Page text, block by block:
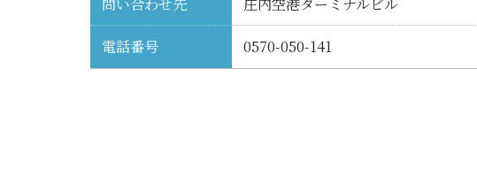
問い合わせ先 庄内空港ターミナルビル
電話番号 0570-050-141